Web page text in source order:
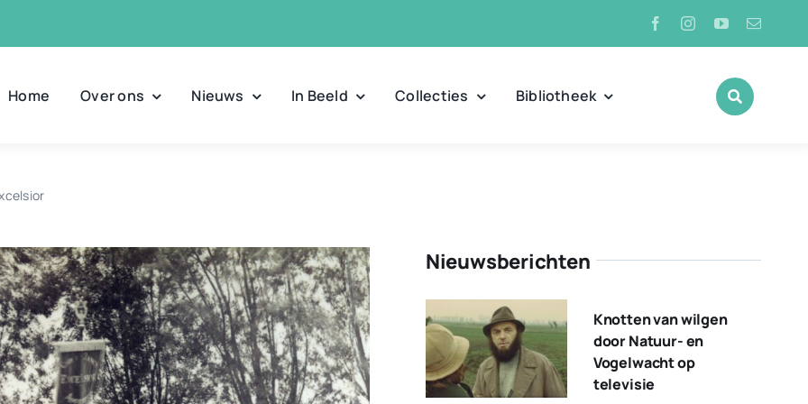
Home Over ons Nieuws In Beeld Collecties Bibliotheek
Nieuwsberichten
Knotten van wilgen
door Natuur- en
Vogelwacht op
televisie